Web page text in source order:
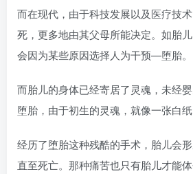
而在现代，由于科技发展以及医疗技
死，更多地由其父母所能决定。如胎
会因为某些原因选择人为干预—堕胎。
而胎儿的身体已经寄居了灵魂，未经
堕胎，由于初生的灵魂，就像一张白纸
经历了堕胎这种残酷的手术，胎儿会
直至死亡。那种痛苦也只有胎儿才能体